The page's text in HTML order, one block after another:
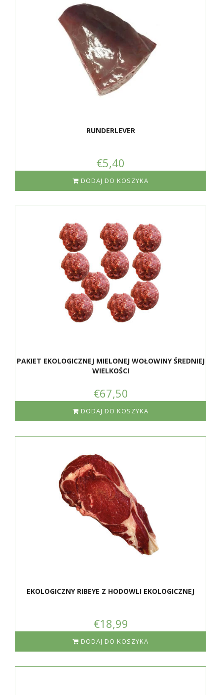
RUNDERLEVER
€5,40
DODAJ DO KOSZYKA
PAKIET EKOLOGICZNEJ MIELONEJ WOŁOWINY ŚREDNIEJ
WIELKOŚCI
€67,50
DODAJ DO KOSZYKA
EKOLOGICZNY RIBEYE Z HODOWLI EKOLOGICZNEJ
€18,99
DODAJ DO KOSZYKA